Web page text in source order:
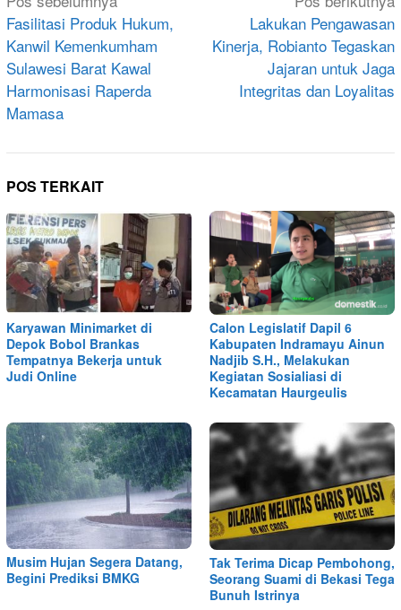
pos
Fasilitasi Produk Hukum,
Kanwil Kemenkumham
Sulawesi Barat Kawal
Harmonisasi Raperda
Mamasa
Lakukan Pengawasan
Kinerja, Robianto Tegaskan
Jajaran untuk Jaga
Integritas dan Loyalitas
POS TERKAIT
Karyawan Minimarket di
Depok Bobol Brankas
Tempatnya Bekerja untuk
Judi Online
Calon Legislatif Dapil 6
Kabupaten Indramayu Ainun
Nadjib S.H., Melakukan
Kegiatan Sosialiasi di
Kecamatan Haurgeulis
Musim Hujan Segera Datang,
Begini Prediksi BMKG
Tak Terima Dicap Pembohong,
Seorang Suami di Bekasi Tega
Bunuh Istrinya